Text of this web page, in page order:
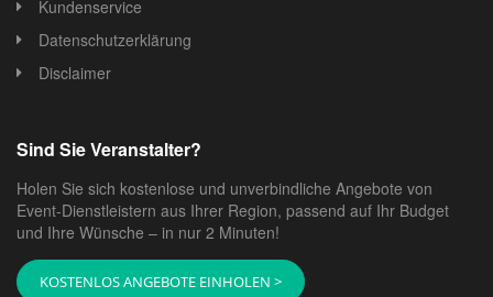
Kundenservice
Datenschutzerklärung
Disclaimer
Sind Sie Veranstalter?
Holen Sie sich kostenlose und unverbindliche Angebote von
Event-Dienstleistern aus Ihrer Region, passend auf Ihr Budget
und Ihre Wünsche – in nur 2 Minuten!
KOSTENLOS ANGEBOTE EINHOLEN >